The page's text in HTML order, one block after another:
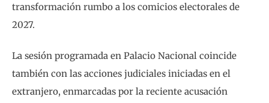
transformación rumbo a los comicios electorales de
2027.
La sesión programada en Palacio Nacional coincide
también con las acciones judiciales iniciadas en el
extranjero, enmarcadas por la reciente acusación